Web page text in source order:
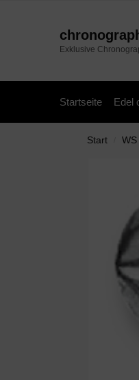
Exklusive
Startseite Edel
Start WS